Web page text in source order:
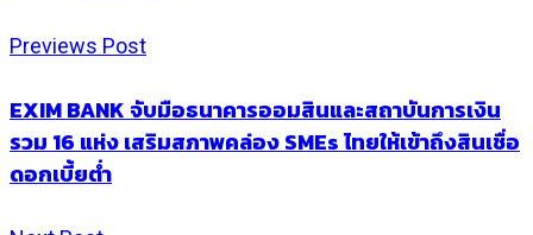
Previews Post
EXIM BANK จับมือธนาคารออมสินและสถาบันการเงิน
รวม 16 แห่ง เสริมสภาพคล่อง SMEs ไทยให้เข้าถึงสินเชื่อ
ดอกเบี้ยต่ำ